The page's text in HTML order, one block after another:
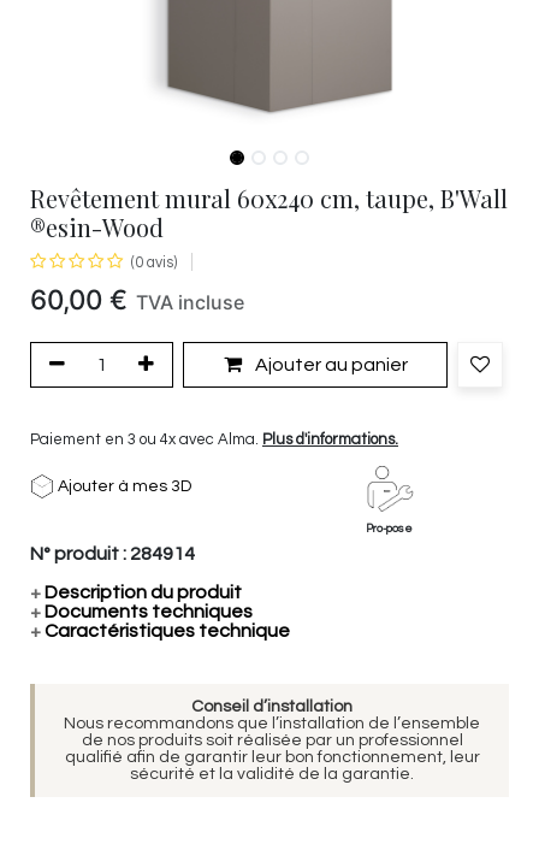
Revêtement mural 60x240 cm, taupe, B'Wall
®esin-Wood
(0 avis)
60,00 € TVA incluse
Ajouter au panier
Paiement en 3 ou 4x avec Alma. Plus d'informations.
Ajouter à mes 3D
Pro-pose
N° produit : 284914
+ Description du produit
+ Documents techniques
+Caractéristiques technique
Conseil d’installation
Nous recommandons que l’installation de l’ensemble
de nos produits soit réalisée par un professionnel
qualifié afin de garantir leur bon fonctionnement, leur
sécurité et la validité de la garantie.